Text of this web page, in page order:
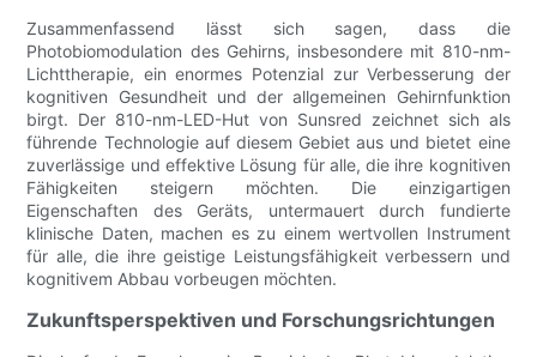
Zusammenfassend lässt sich sagen, dass die
Photobiomodulation des Gehirns, insbesondere mit 810-nm-
Lichttherapie, ein enormes Potenzial zur Verbesserung der
kognitiven Gesundheit und der allgemeinen Gehirnfunktion
birgt. Der 810-nm-LED-Hut von Sunsred zeichnet sich als
führende Technologie auf diesem Gebiet aus und bietet eine
zuverlässige und effektive Lösung für alle, die ihre kognitiven
Fähigkeiten steigern möchten. Die einzigartigen
Eigenschaften des Geräts, untermauert durch fundierte
klinische Daten, machen es zu einem wertvollen Instrument
für alle, die ihre geistige Leistungsfähigkeit verbessern und
kognitivem Abbau vorbeugen möchten.
Zukunftsperspektiven und Forschungsrichtungen